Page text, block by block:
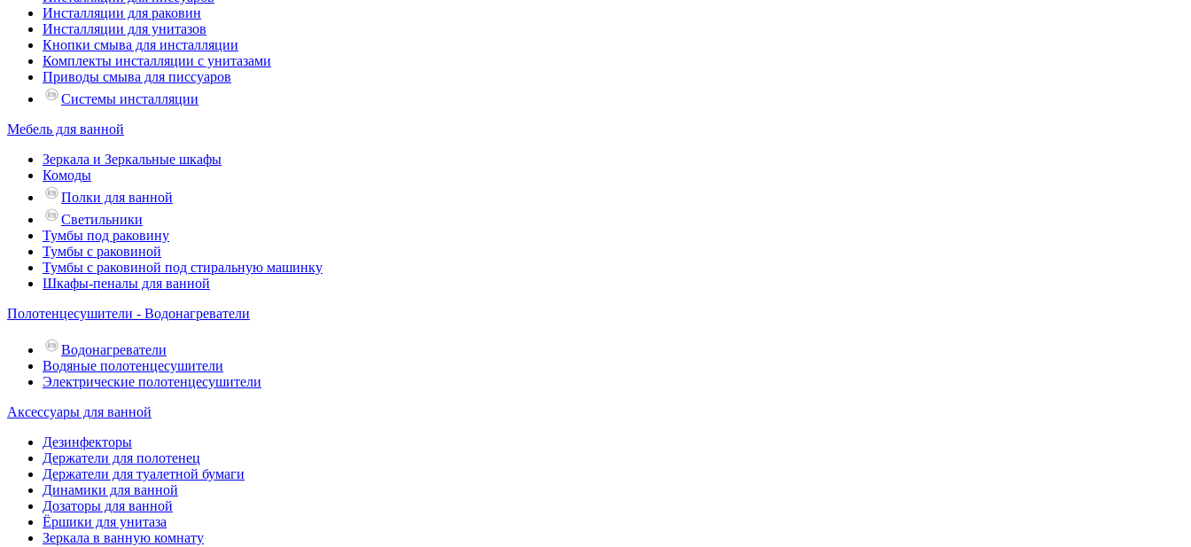
Инсталляции для раковин
Инсталляции для унитазов
Кнопки смыва для инсталляции
Комплекты инсталляции с унитазами
Приводы смыва для писсуаров
Системы инсталляции
Мебель для ванной
Зеркала и Зеркальные шкафы
Комоды
Полки для ванной
Светильники
Тумбы под раковину
Тумбы с раковиной
Тумбы с раковиной под стиральную машинку
Шкафы-пеналы для ванной
Полотенцесушители - Водонагреватели
Водонагреватели
Водяные полотенцесушители
Электрические полотенцесушители
Аксессуары для ванной
Дезинфекторы
Держатели для полотенец
Держатели для туалетной бумаги
Динамики для ванной
Дозаторы для ванной
Ёршики для унитаза
Зеркала в ванную комнату